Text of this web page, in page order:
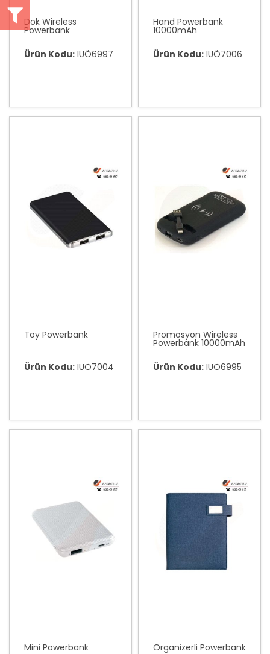
Dok Wireless
Powerbank
Ürün Kodu: IUÖ6997
Hand Powerbank
10000mAh
Ürün Kodu: IUÖ7006
Toy Powerbank
Ürün Kodu: IUÖ7004
Promosyon Wireless
Powerbank 10000mAh
Ürün Kodu: IUÖ6995
Mini Powerbank Organizerli Powerbank